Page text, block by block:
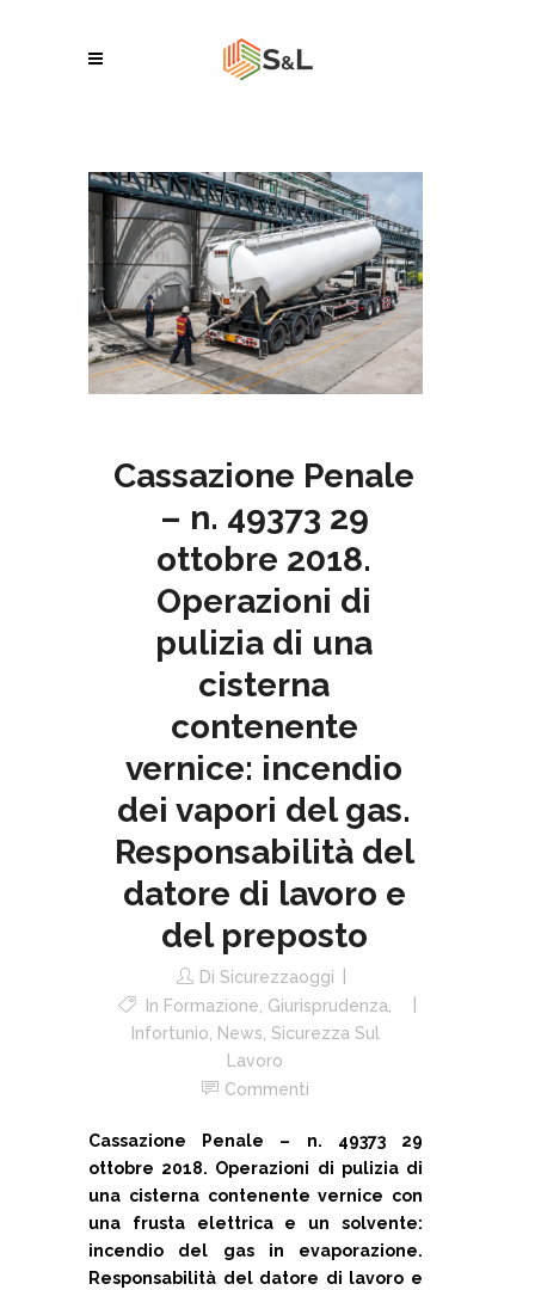
Cassazione Penale
– n. 49373 29
ottobre 2018.
Operazioni di
pulizia di una
cisterna
contenente
vernice: incendio
dei vapori del gas.
Responsabilità del
datore di lavoro e
del preposto
Di Sicurezzaoggi
In Formazione Giurisprudenza
Infortunio
News Sicurezza Sul
Lavoro
Commenti
Cassazione Penale – n. 49373 29
ottobre 2018. Operazioni di pulizia di
una cisterna contenente vernice con
una frusta elettrica e un solvente:
incendio del gas in evaporazione.
Responsabilità del datore di lavoro e